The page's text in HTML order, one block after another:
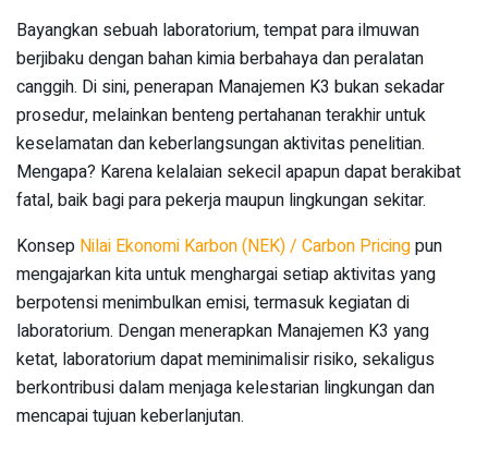
Bayangkan sebuah laboratorium, tempat para ilmuwan
berjibaku dengan bahan kimia berbahaya dan peralatan
canggih. Di sini, penerapan Manajemen K3 bukan sekadar
prosedur, melainkan benteng pertahanan terakhir untuk
keselamatan dan keberlangsungan aktivitas penelitian.
Mengapa? Karena kelalaian sekecil apapun dapat berakibat
fatal, baik bagi para pekerja maupun lingkungan sekitar.
Konsep Nilai Ekonomi Karbon (NEK) / Carbon Pricingpun
mengajarkan kita untuk menghargai setiap aktivitas yang
berpotensi menimbulkan emisi, termasuk kegiatan di
laboratorium. Dengan menerapkan Manajemen K3 yang
ketat, laboratorium dapat meminimalisir risiko, sekaligus
berkontribusi dalam menjaga kelestarian lingkungan dan
mencapai tujuan keberlanjutan.